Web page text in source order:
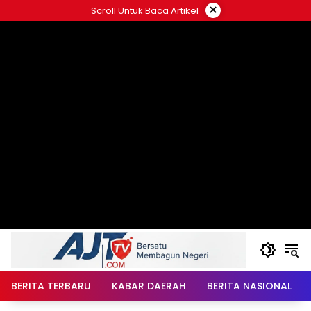
ke
Scroll Untuk Baca Artikel ×
BERITA TERBARU KABAR DAERAH BERITA NASIONAL